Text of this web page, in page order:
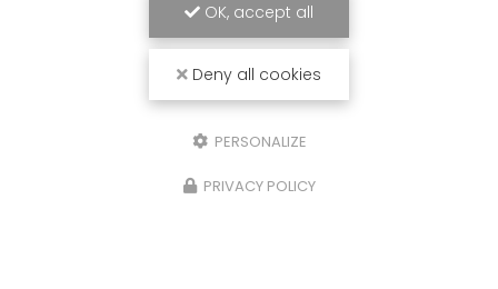
OK, accept all
Deny all cookies
PERSONALIZE
PRIVACY POLICY